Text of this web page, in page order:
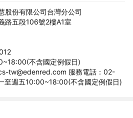
股份有限公司台灣分公司
路五段106號2樓A1室
不含國定例假日)
tw@edenred.com 服務電話：02-
至週五10:00~18:00(不含國定例假日)